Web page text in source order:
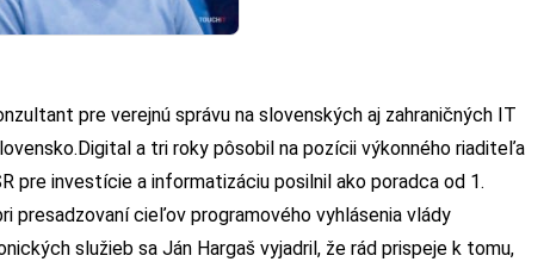
pre verejnú správu na slovenských aj zahraničných IT
a tri roky pôsobil na pozícii výkonného riaditeľa
pre investície a informatizáciu posilnil ako poradca od 1.
presadzovaní cieľov programového vyhlásenia vlády
služieb sa Ján Hargaš vyjadril, že rád prispeje k tomu,